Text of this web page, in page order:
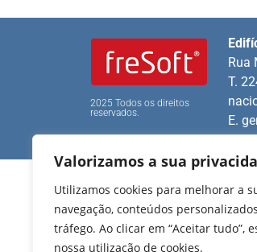
Valorizamos a sua
Utilizamos cookies para melhorar a
navegação, conteúdos
tráfego. Ao clicar em “Aceitar tudo”,
nossa utilização de cookies.
2025 Todos os direitos
reservados.
Rua
T.
E.